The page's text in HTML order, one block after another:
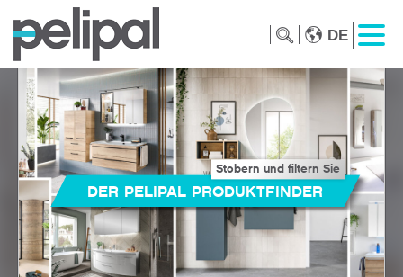
DE
Stöbern und filtern Sie
DER PELIPAL PRODUKTFINDER